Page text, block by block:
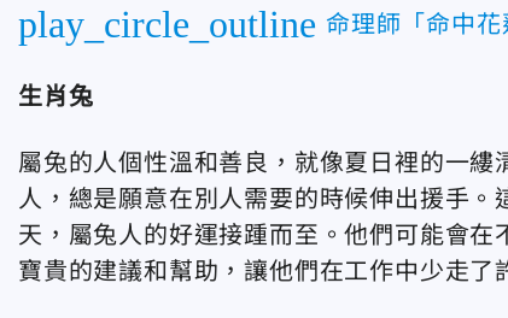
play_circle_outline 命理師「命中
生肖兔
屬兔的人個性溫和善良，就像夏日裡的一
人，總是願意在別人需要的時候伸出援手
天，屬兔人的好運接踵而至。他們可能會
寶貴的建議和幫助，讓他們在工作中少走了